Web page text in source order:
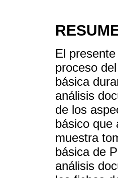
El
proceso
básica
análisis
de los
básico que
muestra
básica de
análisis